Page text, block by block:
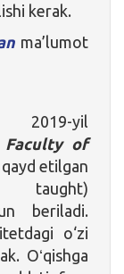
kerak.
ma’lumot
yil
Faculty of
etilgan
taught)
beriladi.
o‘zi
Oʻqishga